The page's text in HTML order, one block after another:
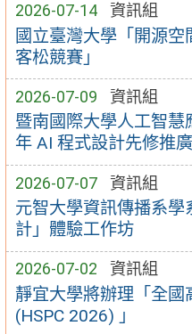
2026-07-14 資訊組
國立臺灣大學「開源
客松競賽」
2026-07-09 資訊組
暨南國際大學人工智
年 AI 程式設計先修推
2026-07-07 資訊組
元智大學資訊傳播系
計」體驗工作坊
2026-07-02 資訊組
靜宜大學將辦理「全
(HSPC 2026) 」